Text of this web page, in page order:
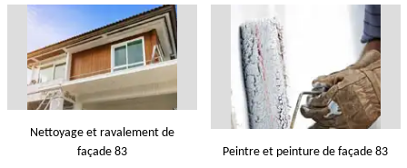
Nettoyage et ravalement de
façade 83
Peintre et peinture de façade 83